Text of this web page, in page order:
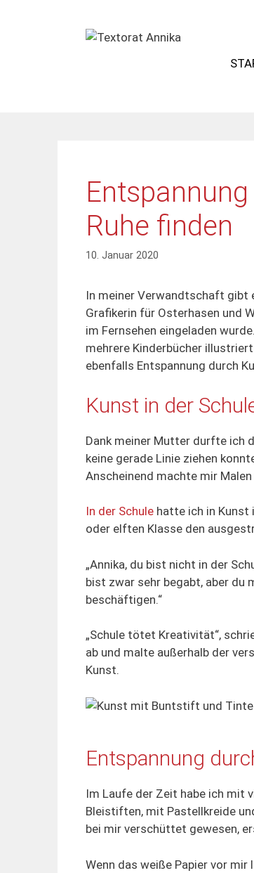
Ruhe finden
10. Januar 2020
In meiner Verwandtschaft gibt
Grafikerin für Osterhasen und
im Fernsehen eingeladen
mehrere Kinderbücher
ebenfalls Entspannung durch
Kunst in der
Dank meiner Mutter durfte ich
keine gerade Linie ziehen
Anscheinend machte mir
In der Schule hatte ich in Kunst
oder elften Klasse den
„Annika, du bist nicht in der
bist zwar sehr begabt, aber
beschäftigen.“
„Schule tötet Kreativität“,
ab und malte außerhalb der
Kunst.
Entspannung
Im Laufe der Zeit habe ich mit
Bleistiften, mit Pastellkreide
bei mir verschüttet gewesen,
Wenn das weiße Papier vor mir